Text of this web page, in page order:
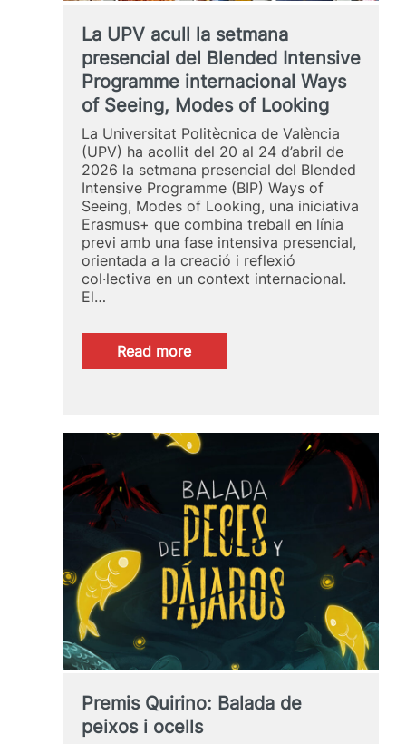
La UPV acull la setmana
presencial del Blended Intensive
Programme internacional Ways
of Seeing, Modes of Looking
La Universitat Politècnica de València
(UPV) ha acollit del 20 al 24 d’abril de
2026 la setmana presencial del Blended
Intensive Programme (BIP) Ways of
Seeing, Modes of Looking, una iniciativa
Erasmus+ que combina treball en línia
previ amb una fase intensiva presencial,
orientada a la creació i reflexió
col·lectiva en un context internacional.
El…
Read more:
La
setmana
presencial
del
Blended
Intensive
Programme
internacional
Ways
of
Seeing,
Modes
Looking
Premis Quirino: Balada de
peixos i ocells